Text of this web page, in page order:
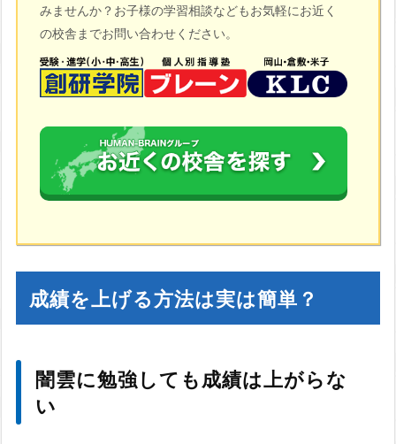
みませんか？お子様の学習相談などもお気軽にお近く
の校舎までお問い合わせください。
成績を上げる方法は実は簡単？
闇雲に勉強しても成績は上がらな
い